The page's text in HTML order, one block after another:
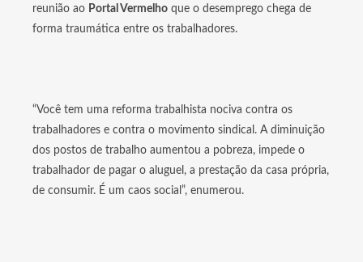
reunião ao Portal Vermelho que o desemprego chega de
forma traumática entre os trabalhadores.
“Você tem uma reforma trabalhista nociva contra os
trabalhadores e contra o movimento sindical. A diminuição
dos postos de trabalho aumentou a pobreza, impede o
trabalhador de pagar o aluguel, a prestação da casa própria,
de consumir. É um caos social”, enumerou.